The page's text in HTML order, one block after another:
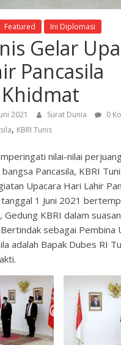
Featured Ini Diplomasi
Gelar
Pancasila
2021 Surat Dunia
0
, KBRI Tunis
nilai-nilai
Pancasila, KBRI
Upacara Hari Lahir
1 Juni 2021
Gedung KBRI dalam
sebagai Pembina
adalah Bapak Dubes RI